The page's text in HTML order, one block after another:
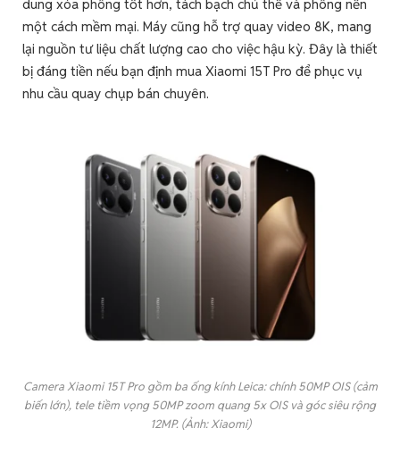
dung xóa phông tốt hơn, tách bạch chủ thể và phông nền
một cách mềm mại. Máy cũng hỗ trợ quay video 8K, mang
lại nguồn tư liệu chất lượng cao cho việc hậu kỳ. Đây là thiết
bị đáng tiền nếu bạn định mua Xiaomi 15T Pro để phục vụ
nhu cầu quay chụp bán chuyên.
Camera Xiaomi 15T Pro gồm ba ống kính Leica: chính 50MP OIS (cảm
biến lớn), tele tiềm vọng 50MP zoom quang 5x OIS và góc siêu rộng
12MP. (Ảnh: Xiaomi)